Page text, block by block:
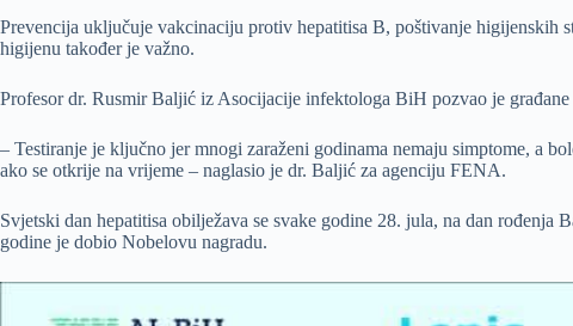
Prevencija uključuje vakcinaciju protiv hepatitisa B, poštivanje higijenskih
higijenu također je važno.
Profesor dr. Rusmir Baljić iz Asocijacije infektologa BiH pozvao je građane
– Testiranje je ključno jer mnogi zaraženi godinama nemaju simptome, a
ako se otkrije na vrijeme – naglasio je dr. Baljić za agenciju FENA.
Svjetski dan hepatitisa obilježava se svake godine 28. jula, na dan
godine je dobio Nobelovu nagradu.